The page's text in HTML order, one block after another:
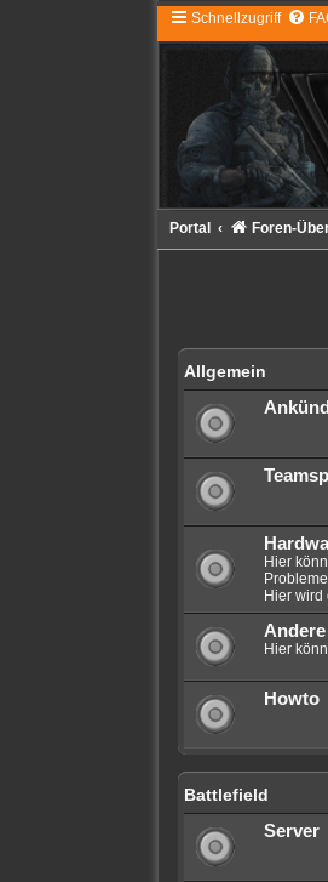
Schnellzugriff
Portal Foren-
Allgemein
Hier
Hier wird
Hier
Howto
Battlefield
Server